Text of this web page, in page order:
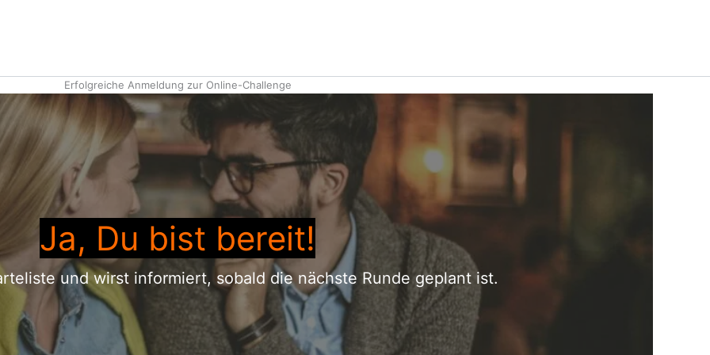
Erfolgreiche Anmeldung zur Online-Challenge
Ja, Du bist bereit!
und wirst informiert, sobald die nächste Runde geplant ist.